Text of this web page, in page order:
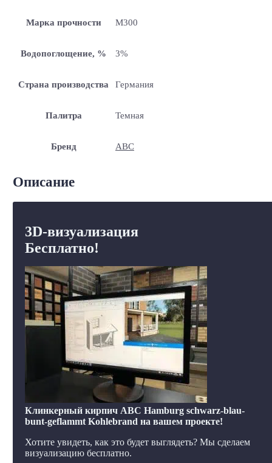
Марка прочности M300
Водопоглощение, % 3%
Страна производства Германия
Палитра Темная
Бренд ABC
Описание
3D-визуализация
Бесплатно!
Клинкерный кирпич ABC Hamburg schwarz-blau-
bunt-geflammt Kohlebrand на вашем проекте!
Хотите увидеть, как это будет выглядеть? Мы сделаем
визуализацию бесплатно.